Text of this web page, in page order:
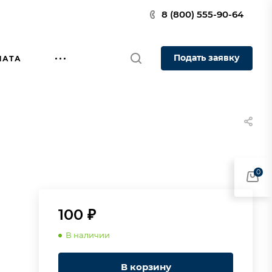
8 (800) 555-90-64
Подать заявку
100 ₽
В наличии
В корзину
0